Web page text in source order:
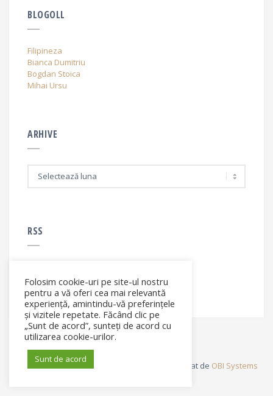
BLOGOLL
Filipineza
Bianca Dumitriu
Bogdan Stoica
Mihai Ursu
ARHIVE
RSS
RSS - articole
© Elena Filip. All rights reserved ® - Site dezvoltat de OBI Systems
Folosim cookie-uri pe site-ul nostru
pentru a vă oferi cea mai relevantă
experiență, amintindu-vă preferințele
și vizitele repetate. Făcând clic pe
„Sunt de acord”, sunteți de acord cu
utilizarea cookie-urilor.
Sunt de acord